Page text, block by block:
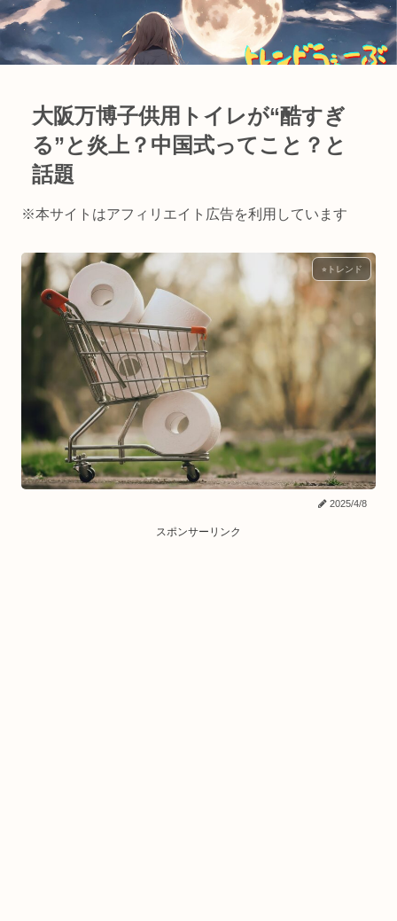
大阪万博子供用トイレが“酷すぎ
る”と炎上？中国式ってこと？と
話題
※本サイトはアフィリエイト広告を利用しています
⭐︎トレンド
2025/4/8
スポンサーリンク